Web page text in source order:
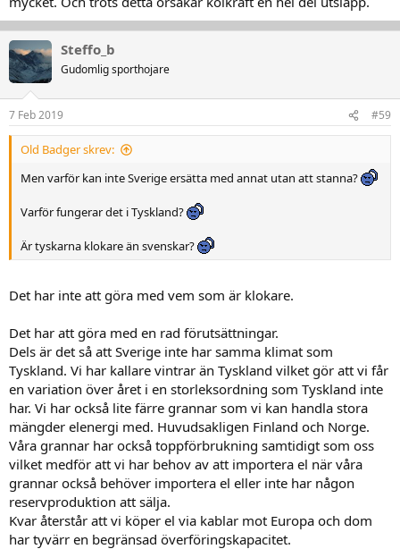
Steffo_b
Gudomlig sporthojare
7 Feb 2019 #59
Old Badger skrev:
Men varför kan inte Sverige ersätta med annat utan att stanna?
Varför fungerar det i Tyskland?
Är tyskarna klokare än svenskar?
Det har inte att göra med vem som är klokare.
Det har att göra med en rad förutsättningar.
Dels är det så att Sverige inte har samma klimat som
Tyskland. Vi har kallare vintrar än Tyskland vilket gör att vi får
en variation över året i en storleksordning som Tyskland inte
har. Vi har också lite färre grannar som vi kan handla stora
mängder elenergi med. Huvudsakligen Finland och Norge.
Våra grannar har också toppförbrukning samtidigt som oss
vilket medför att vi har behov av att importera el när våra
grannar också behöver importera el eller inte har någon
reservproduktion att sälja.
Kvar återstår att vi köper el via kablar mot Europa och dom
har tyvärr en begränsad överföringskapacitet.